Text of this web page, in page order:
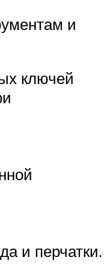
и
ключей
и перчатки.